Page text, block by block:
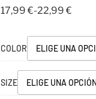
17,99€-22,99€
COLOR
SIZE